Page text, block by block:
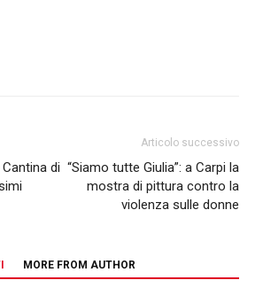
di
Articolo successivo
“Siamo tutte Giulia”: a Carpi la
mostra di pittura contro la
violenza sulle donne
MORE FROM AUTHOR